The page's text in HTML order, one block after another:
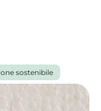
sostenibile